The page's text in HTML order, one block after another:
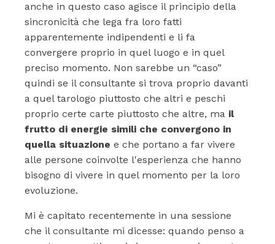
anche in questo caso agisce il principio della
sincronicità che lega fra loro fatti
apparentemente indipendenti e li fa
convergere proprio in quel luogo e in quel
preciso momento. Non sarebbe un “caso”
quindi se il consultante si trova proprio davanti
a quel tarologo piuttosto che altri e peschi
proprio certe carte piuttosto che altre, ma il
frutto di energie simili che convergono in
quella situazione e che portano a far vivere
alle persone coinvolte l'esperienza che hanno
bisogno di vivere in quel momento per la loro
evoluzione.
Mi è capitato recentemente in una sessione
che il consultante mi dicesse: quando penso a